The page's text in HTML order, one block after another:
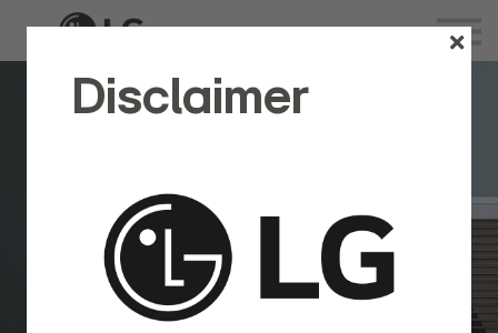
Account aanmaken
LG Air
Solution
Disclaimer